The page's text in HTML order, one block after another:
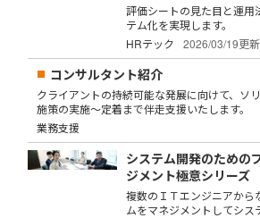
評価シートの見た目と運用
テム化を実現します。
HRテック
2026/03/19更新
コンサルタント紹介
クライアントの持続可能な発展に向けて、ソ
施策の実施～定着まで伴走支援いたします。
業務支援
システム開発のための
ジメント極意シリーズ
複数のＩＴエンジニアから
ムをマネジメントしてシス